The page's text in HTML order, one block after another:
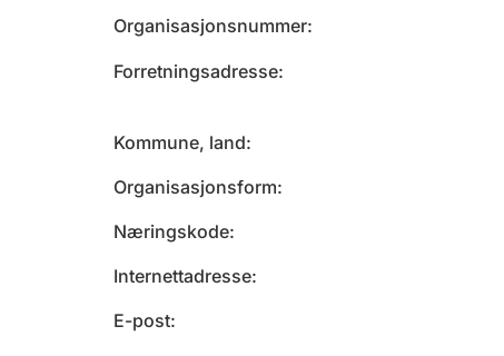
Organisasjonsnummer
Forretningsadresse
Kommune, land
Organisasjonsform
Næringskode
Internettadresse
E-post